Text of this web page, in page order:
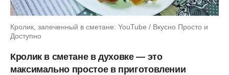
Кролик, запеченный в сметане: YouTube / Вкусно Просто и
Доступно
Кролик в сметане в духовке — это
максимально простое в приготовлении